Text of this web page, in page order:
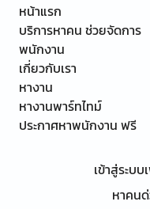
หน้าแรก
บริการหาคน ช่วยจัดการ
พนักงาน
เกี่ยวกับเรา
หางาน
หางานพาร์ทไทม์
ประกาศหาพนักงาน ฟรี
เข้าสู่ระบ
หาคนด่